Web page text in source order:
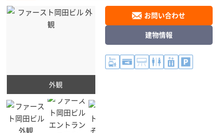
外観
お問い合わせ
建物情報